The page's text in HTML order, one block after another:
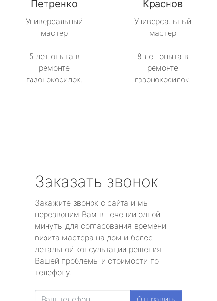
Петренко
Универсальный
мастер
5 лет опыта в
ремонте
газонокосилок.
Краснов
Универсальный
мастер
8 лет опыта в
ремонте
газонокосилок.
Заказать звонок
Закажите звонок с сайта и мы
перезвоним Вам в течении одной
минуты для согласования времени
визита мастера на дом и более
детальной консультации решения
Вашей проблемы и стоимости по
телефону.